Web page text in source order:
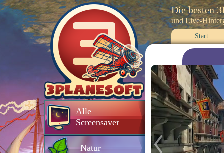
Alle
Screensaver
Natur
Die besten
und Live-
Start